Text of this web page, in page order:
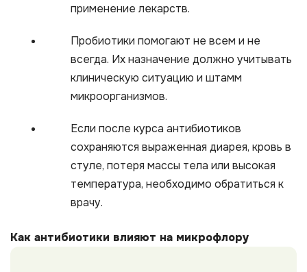
применение лекарств.
Пробиотики помогают не всем и не
всегда. Их назначение должно учитывать
клиническую ситуацию и штамм
микроорганизмов.
Если после курса антибиотиков
сохраняются выраженная диарея, кровь в
стуле, потеря массы тела или высокая
температура, необходимо обратиться к
врачу.
Как антибиотики влияют на микрофлору